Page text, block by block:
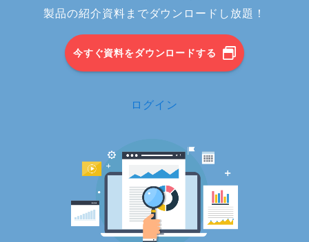
製品の紹介資料までダウンロードし放題！
今すぐ資料をダウンロードする
ログイン